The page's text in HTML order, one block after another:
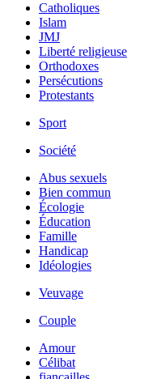
Catholiques
Islam
JMJ
Liberté religieuse
Orthodoxes
Persécutions
Protestants
Sport
Société
Abus sexuels
Bien commun
Écologie
Éducation
Famille
Handicap
Idéologies
Veuvage
Couple
Amour
Célibat